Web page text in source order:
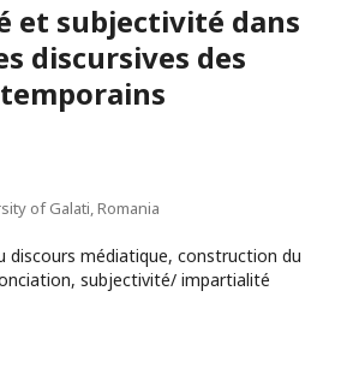
et subjectivité dans
discursives des
of Galati, Romania
discours médiatique, construction du
subjectivité/ impartialité